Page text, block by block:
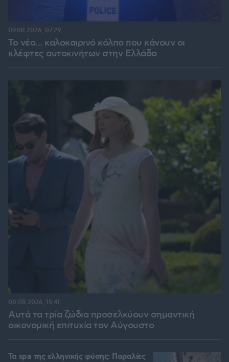
Το νέο... καλοκαιρινό κόλπο που κάνουν οι
κλέφτες αυτοκινήτων στην Ελλάδα
09.08.2026, 07:29
Αυτά τα τρία ζώδια προσελκύουν σημαντική
οικονομική επιτυχία τον Αύγουστο
08.08.2026, 15:41
Τα spa της ελληνικής φύσης: Παραλίες